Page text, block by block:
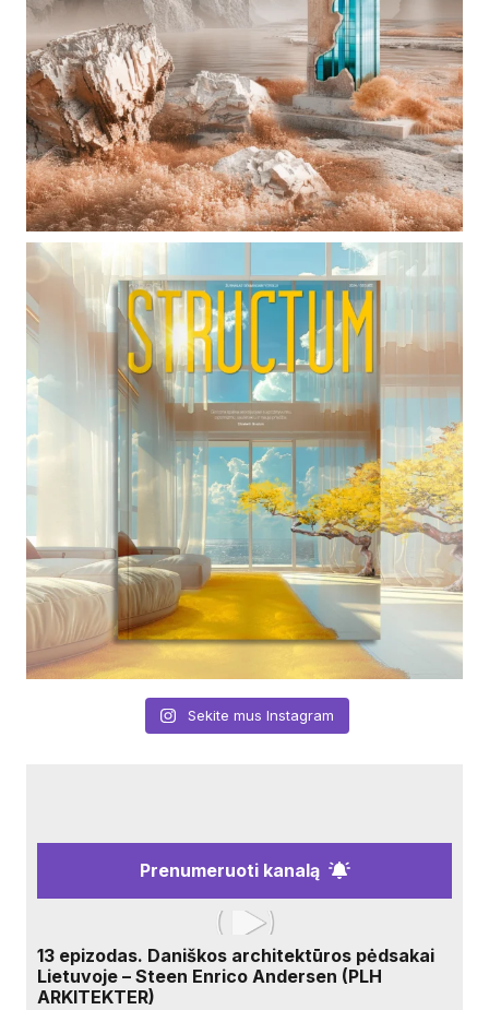
Sekite mus Instagram
Prenumeruoti kanalą
13 epizodas. Daniškos architektūros pėdsakai
Lietuvoje – Steen Enrico Andersen (PLH
ARKITEKTER)